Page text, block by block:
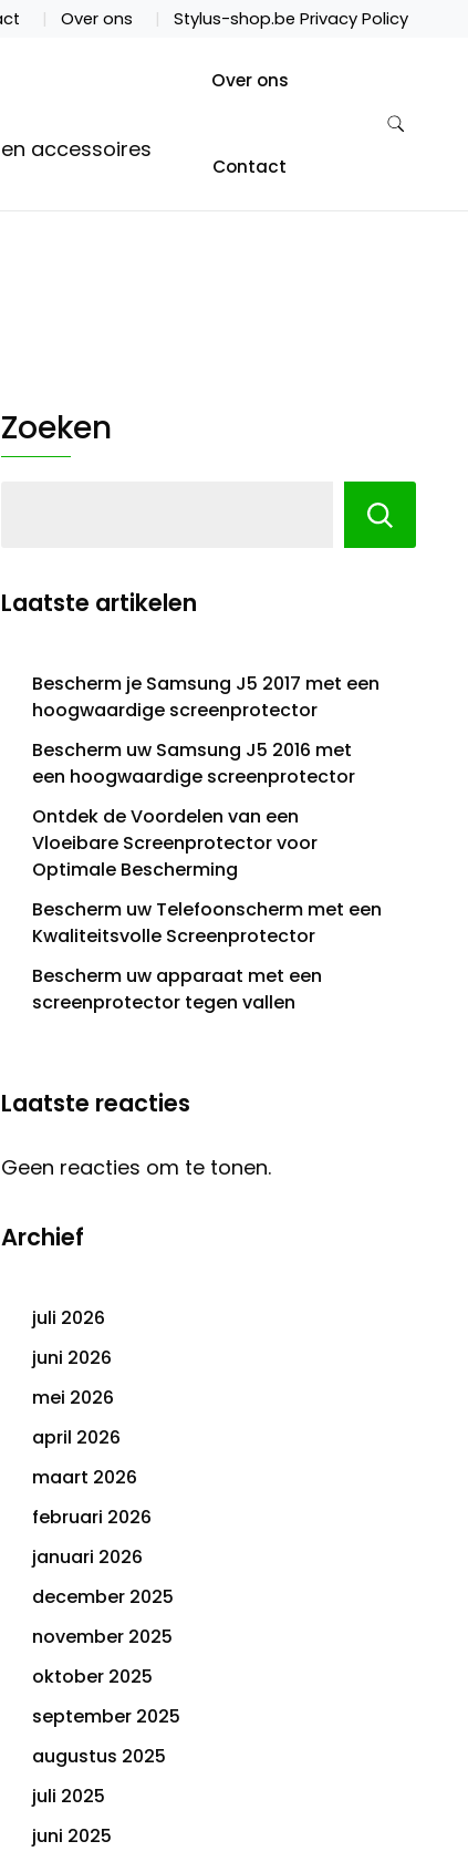
Over ons Stylus-shop.be Privacy Policy
accessoires
Over ons
Contact
Zoeken
Laatste artikelen
Bescherm je Samsung J5 2017 met een
hoogwaardige screenprotector
Bescherm uw Samsung J5 2016 met
een hoogwaardige screenprotector
Ontdek de Voordelen van een
Vloeibare Screenprotector voor
Optimale Bescherming
Bescherm uw Telefoonscherm met een
Kwaliteitsvolle Screenprotector
Bescherm uw apparaat met een
screenprotector tegen vallen
Laatste reacties
Geen reacties om te tonen.
Archief
juli 2026
juni 2026
mei 2026
april 2026
maart 2026
februari 2026
januari 2026
december 2025
november 2025
oktober 2025
september 2025
augustus 2025
juli 2025
juni 2025